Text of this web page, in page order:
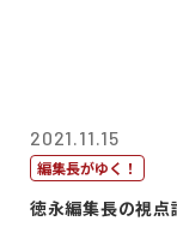
2021.11.15
編集長がゆく！
徳永編集長の視点